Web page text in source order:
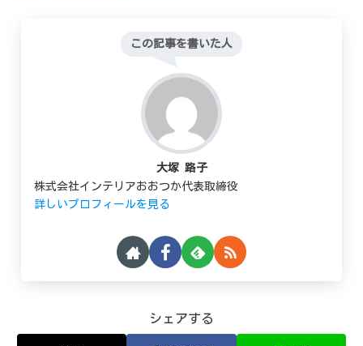
この記事を書いた人
大塚 路子
株式会社インテリアおおつか代表取締役
詳しいプロフィールを見る
シェアする